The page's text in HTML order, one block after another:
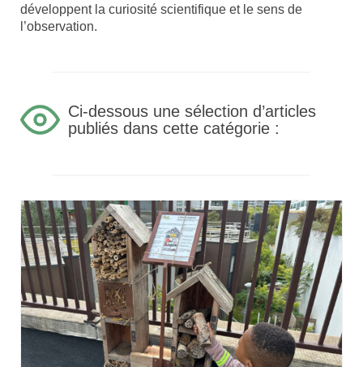
développent la curiosité scientifique et le sens de
l’observation.
Ci-dessous une sélection d’articles
publiés dans cette catégorie :